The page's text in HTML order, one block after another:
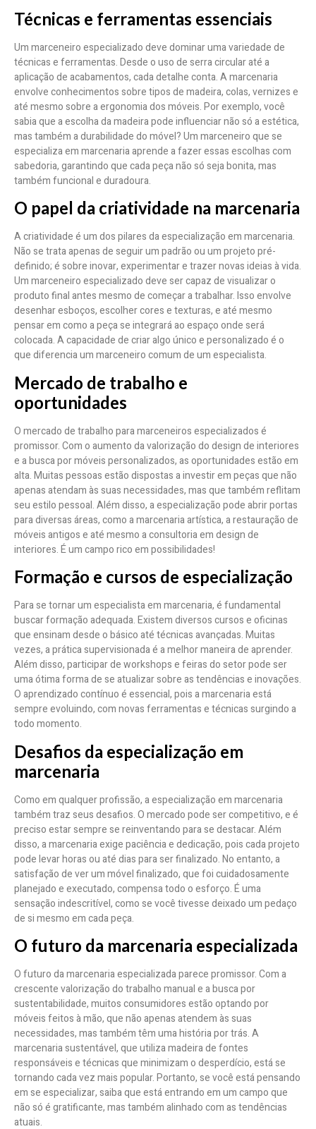
Técnicas e ferramentas essenciais
Um marceneiro especializado deve dominar uma variedade de
técnicas e ferramentas. Desde o uso de serra circular até a
aplicação de acabamentos, cada detalhe conta. A marcenaria
envolve conhecimentos sobre tipos de madeira, colas, vernizes e
até mesmo sobre a ergonomia dos móveis. Por exemplo, você
sabia que a escolha da madeira pode influenciar não só a estética,
mas também a durabilidade do móvel? Um marceneiro que se
especializa em marcenaria aprende a fazer essas escolhas com
sabedoria, garantindo que cada peça não só seja bonita, mas
também funcional e duradoura.
O papel da criatividade na marcenaria
A criatividade é um dos pilares da especialização em marcenaria.
Não se trata apenas de seguir um padrão ou um projeto pré-
definido; é sobre inovar, experimentar e trazer novas ideias à vida.
Um marceneiro especializado deve ser capaz de visualizar o
produto final antes mesmo de começar a trabalhar. Isso envolve
desenhar esboços, escolher cores e texturas, e até mesmo
pensar em como a peça se integrará ao espaço onde será
colocada. A capacidade de criar algo único e personalizado é o
que diferencia um marceneiro comum de um especialista.
Mercado de trabalho e
oportunidades
O mercado de trabalho para marceneiros especializados é
promissor. Com o aumento da valorização do design de interiores
e a busca por móveis personalizados, as oportunidades estão em
alta. Muitas pessoas estão dispostas a investir em peças que não
apenas atendam às suas necessidades, mas que também reflitam
seu estilo pessoal. Além disso, a especialização pode abrir portas
para diversas áreas, como a marcenaria artística, a restauração de
móveis antigos e até mesmo a consultoria em design de
interiores. É um campo rico em possibilidades!
Formação e cursos de especialização
Para se tornar um especialista em marcenaria, é fundamental
buscar formação adequada. Existem diversos cursos e oficinas
que ensinam desde o básico até técnicas avançadas. Muitas
vezes, a prática supervisionada é a melhor maneira de aprender.
Além disso, participar de workshops e feiras do setor pode ser
uma ótima forma de se atualizar sobre as tendências e inovações.
O aprendizado contínuo é essencial, pois a marcenaria está
sempre evoluindo, com novas ferramentas e técnicas surgindo a
todo momento.
Desafios da especialização em
marcenaria
Como em qualquer profissão, a especialização em marcenaria
também traz seus desafios. O mercado pode ser competitivo, e é
preciso estar sempre se reinventando para se destacar. Além
disso, a marcenaria exige paciência e dedicação, pois cada projeto
pode levar horas ou até dias para ser finalizado. No entanto, a
satisfação de ver um móvel finalizado, que foi cuidadosamente
planejado e executado, compensa todo o esforço. É uma
sensação indescritível, como se você tivesse deixado um pedaço
de si mesmo em cada peça.
O futuro da marcenaria especializada
O futuro da marcenaria especializada parece promissor. Com a
crescente valorização do trabalho manual e a busca por
sustentabilidade, muitos consumidores estão optando por
móveis feitos à mão, que não apenas atendem às suas
necessidades, mas também têm uma história por trás. A
marcenaria sustentável, que utiliza madeira de fontes
responsáveis e técnicas que minimizam o desperdício, está se
tornando cada vez mais popular. Portanto, se você está pensando
em se especializar, saiba que está entrando em um campo que
não só é gratificante, mas também alinhado com as tendências
atuais.